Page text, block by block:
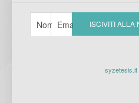
syzetesis.it